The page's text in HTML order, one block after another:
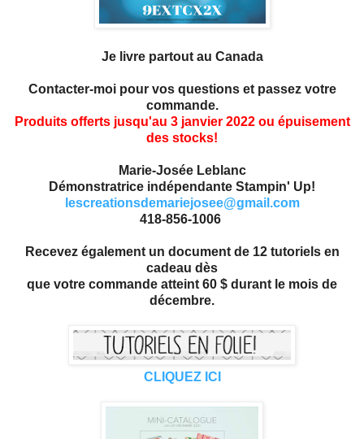
Je livre partout au Canada
Contacter-moi pour vos questions et passez votre
commande.
Produits offerts jusqu'au 3 janvier 2022 ou épuisement
des stocks!
Marie-Josée Leblanc
Démonstratrice indépendante Stampin' Up!
lescreationsdemariejosee@gmail.com
418-856-1006
Recevez également un document de 12 tutoriels en
cadeau dès
que votre commande atteint 60 $ durant le mois de
décembre.
CLIQUEZ ICI